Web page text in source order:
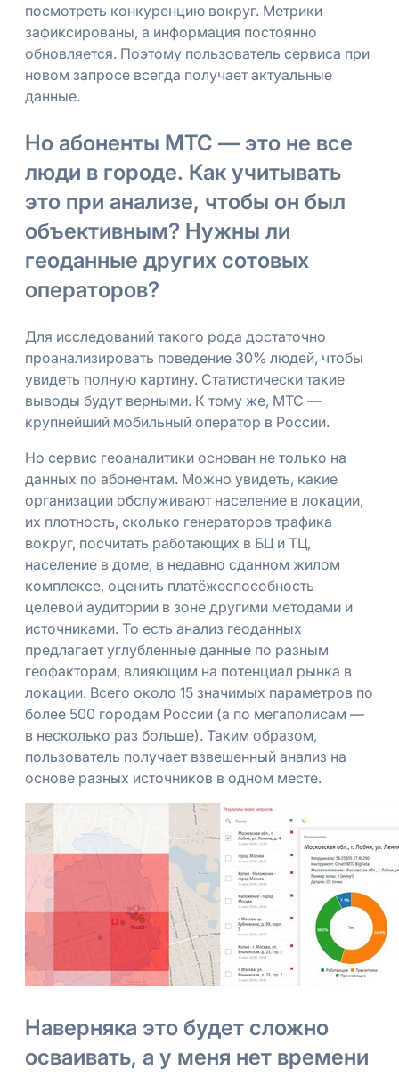
посмотреть конкуренцию вокруг. Метрики
зафиксированы, а информация постоянно
обновляется. Поэтому пользователь сервиса при
новом запросе всегда получает актуальные
данные.
Но абоненты МТС — это не все
люди в городе. Как учитывать
это при анализе, чтобы он был
объективным? Нужны ли
геоданные других сотовых
операторов?
Для исследований такого рода достаточно
проанализировать поведение 30% людей, чтобы
увидеть полную картину. Статистически такие
выводы будут верными. К тому же, МТС —
крупнейший мобильный оператор в России.
Но сервис геоаналитики основан не только на
данных по абонентам. Можно увидеть, какие
организации обслуживают население в локации,
их плотность, сколько генераторов трафика
вокруг, посчитать работающих в БЦ и ТЦ,
население в доме, в недавно сданном жилом
комплексе, оценить платёжеспособность
целевой аудитории в зоне другими методами и
источниками. То есть анализ геоданных
предлагает углубленные данные по разным
геофакторам, влияющим на потенциал рынка в
локации. Всего около 15 значимых параметров по
более 500 городам России (а по мегаполисам —
в несколько раз больше). Таким образом,
пользователь получает взвешенный анализ на
основе разных источников в одном месте.
Наверняка это будет сложно
осваивать, а у меня нет времени